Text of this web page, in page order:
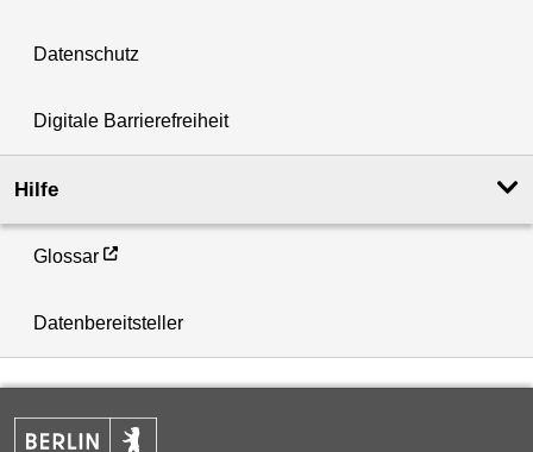
Datenschutz
Digitale Barrierefreiheit
Hilfe
Glossar
Datenbereitsteller